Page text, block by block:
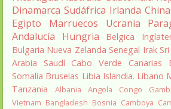
Dinamarca Sudáfrica Irlanda China
Egipto
Marruecos Ucrania
Andalucía
Hungria Belgica
Bulgaria Nueva Zelanda Senegal Irak
Arabia Saudí Cabo Verde Canarias
Somalia Bruselas Libia Islandia. Líbano
Tanzania
Albania Angola Congo
Vietnam Bangladesh Bosnia Camboya